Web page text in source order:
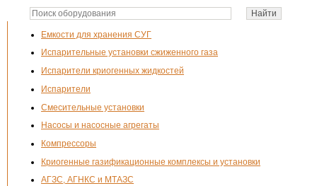
Емкости для хранения СУГ
Испарительные установки сжиженного газа
Испарители криогенных жидкостей
Испарители
Смесительные установки
Насосы и насосные агрегаты
Компрессоры
Криогенные газификационные комплексы и установки
АГЗС, АГНКС и МТАЗС